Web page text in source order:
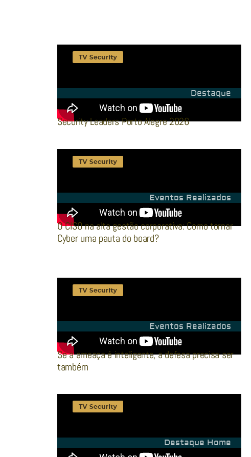
Destaque
Security Leaders Porto Alegre 2026
Eventos Realizados
O CISO na alta gestão corporativa: Como tornar
Cyber uma pauta do board?
Eventos Realizados
Se a ameaça é inteligente, a defesa precisa ser
também
Destaque Home